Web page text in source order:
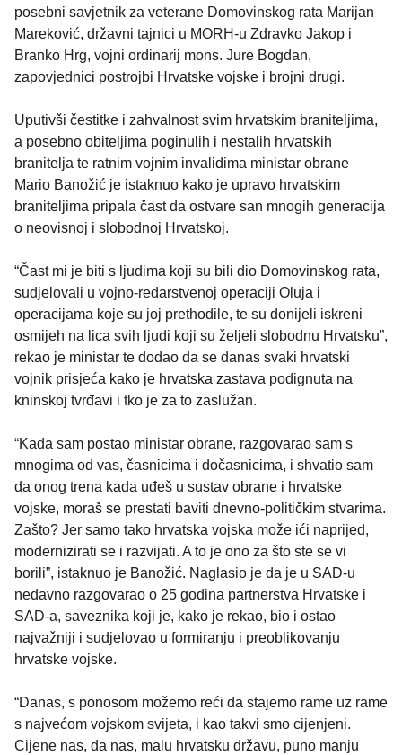
posebni savjetnik za veterane Domovinskog rata Marijan
Mareković, državni tajnici u MORH-u Zdravko Jakop i
Branko Hrg, vojni ordinarij mons. Jure Bogdan,
zapovjednici postrojbi Hrvatske vojske i brojni drugi.
Uputivši čestitke i zahvalnost svim hrvatskim braniteljima,
a posebno obiteljima poginulih i nestalih hrvatskih
branitelja te ratnim vojnim invalidima ministar obrane
Mario Banožić je istaknuo kako je upravo hrvatskim
braniteljima pripala čast da ostvare san mnogih generacija
o neovisnoj i slobodnoj Hrvatskoj.
“Čast mi je biti s ljudima koji su bili dio Domovinskog rata,
sudjelovali u vojno-redarstvenoj operaciji Oluja i
operacijama koje su joj prethodile, te su donijeli iskreni
osmijeh na lica svih ljudi koji su željeli slobodnu Hrvatsku”,
rekao je ministar te dodao da se danas svaki hrvatski
vojnik prisjeća kako je hrvatska zastava podignuta na
kninskoj tvrđavi i tko je za to zaslužan.
“Kada sam postao ministar obrane, razgovarao sam s
mnogima od vas, časnicima i dočasnicima, i shvatio sam
da onog trena kada uđeš u sustav obrane i hrvatske
vojske, moraš se prestati baviti dnevno-političkim stvarima.
Zašto? Jer samo tako hrvatska vojska može ići naprijed,
modernizirati se i razvijati. A to je ono za što ste se vi
borili”, istaknuo je Banožić. Naglasio je da je u SAD-u
nedavno razgovarao o 25 godina partnerstva Hrvatske i
SAD-a, saveznika koji je, kako je rekao, bio i ostao
najvažniji i sudjelovao u formiranju i preoblikovanju
hrvatske vojske.
“Danas, s ponosom možemo reći da stajemo rame uz rame
s najvećom vojskom svijeta, i kao takvi smo cijenjeni.
Cijene nas, da nas, malu hrvatsku državu, puno manju